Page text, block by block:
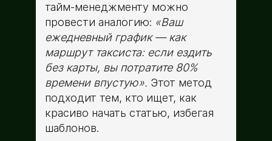
тайм-менеджменту можно
провести аналогию: «Ваш
ежедневный график — как
маршрут таксиста: если ездить
без карты, вы потратите 80%
времени впустую». Этот метод
подходит тем, кто ищет, как
красиво начать статью, избегая
шаблонов.